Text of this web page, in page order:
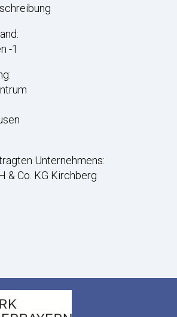
-1
Unternehmens:
& Co. KG Kirchberg